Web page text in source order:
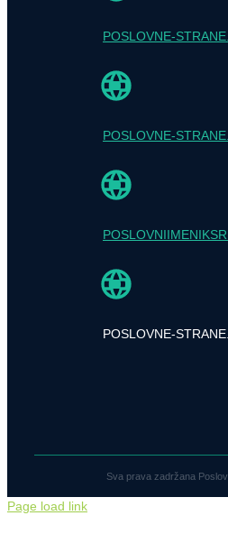
POSLOVNE-
POSLOVNE-
POSLOVNE-
Sva prava zadržana
Page load link